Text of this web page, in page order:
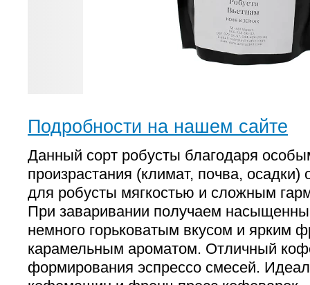
Подробности на нашем сайте
Данный сорт робусты благодаря
произрастания (климат, почва,
для робусты мягкостью и сложным
При заваривании получаем
немного горьковатым вкусом и ярким
карамельным ароматом. Отличный
формирования эспрессо смесей.